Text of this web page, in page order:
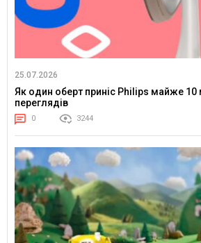
25.07.2026
Як один оберт приніс Philips майже 10
переглядів
0 3244